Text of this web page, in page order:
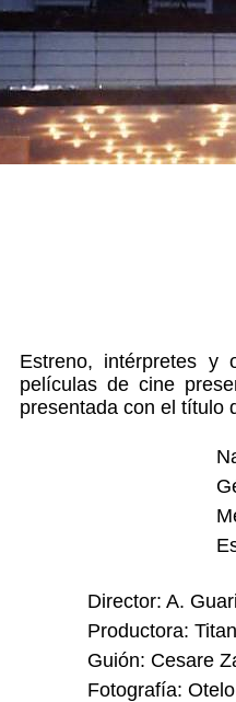
Estreno, intérpretes y
películas de cine
presentada con el título
Director: A.
Productora:
Guión: Cesare
Fotografía: